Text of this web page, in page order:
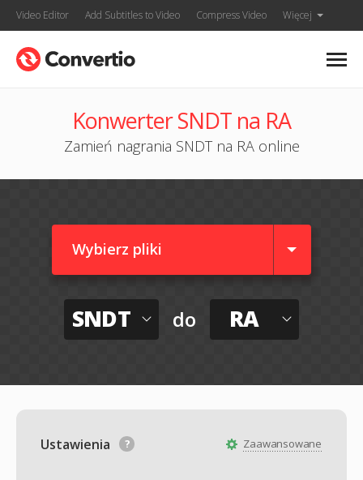
Video Editor Add Subtitles to Video Compress Video Więcej
Konwerter SNDT na RA
Zamień nagrania SNDT na RA online
Wybierz pliki
SNDT do RA
Zaawansowane
Ustawienia